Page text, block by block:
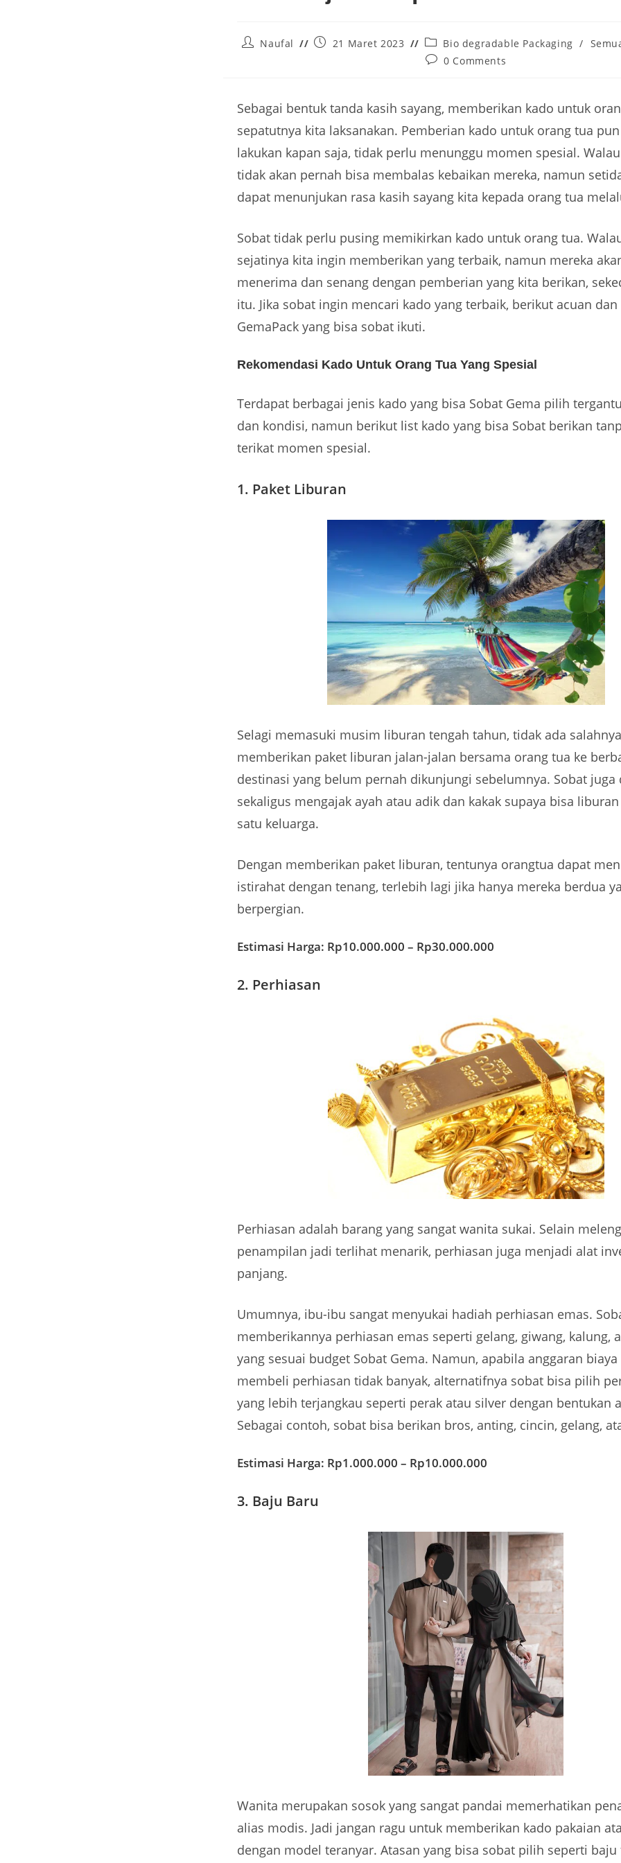
Naufal 21 Maret 2023 Bio degradable Packaging /
0 Comments
Sebagai bentuk tanda kasih sayang, memberikan kado untuk
sepatutnya kita laksanakan. Pemberian kado untuk orang tua
lakukan kapan saja, tidak perlu menunggu momen spesial.
tidak akan pernah bisa membalas kebaikan mereka, namun
dapat menunjukan rasa kasih sayang kita kepada orang tua
Sobat tidak perlu pusing memikirkan kado untuk orang tua.
sejatinya kita ingin memberikan yang terbaik, namun mereka
menerima dan senang dengan pemberian yang kita berikan,
itu. Jika sobat ingin mencari kado yang terbaik, berikut acuan dan
GemaPack yang bisa sobat ikuti.
Rekomendasi Kado Untuk Orang Tua Yang Spesial
Terdapat berbagai jenis kado yang bisa Sobat Gema pilih
dan kondisi, namun berikut list kado yang bisa Sobat berikan
terikat momen spesial.
1. Paket Liburan
Selagi memasuki musim liburan tengah tahun, tidak ada salahnya
memberikan paket liburan jalan-jalan bersama orang tua ke
destinasi yang belum pernah dikunjungi sebelumnya. Sobat juga
sekaligus mengajak ayah atau adik dan kakak supaya bisa
satu keluarga.
Dengan memberikan paket liburan, tentunya orangtua dapat
istirahat dengan tenang, terlebih lagi jika hanya mereka berdua
berpergian.
Estimasi Harga: Rp10.000.000 – Rp30.000.000
2. Perhiasan
Perhiasan adalah barang yang sangat wanita sukai. Selain
penampilan jadi terlihat menarik, perhiasan juga menjadi alat
panjang.
Umumnya, ibu-ibu sangat menyukai hadiah perhiasan emas.
memberikannya perhiasan emas seperti gelang, giwang, kalung,
yang sesuai budget Sobat Gema. Namun, apabila anggaran
membeli perhiasan tidak banyak, alternatifnya sobat bisa pilih
yang lebih terjangkau seperti perak atau silver dengan bentukan
Sebagai contoh, sobat bisa berikan bros, anting, cincin, gelang,
Estimasi Harga: Rp1.000.000 – Rp10.000.000
3. Baju Baru
Wanita merupakan sosok yang sangat pandai memerhatikan
alias modis. Jadi jangan ragu untuk memberikan kado pakaian
dengan model teranyar. Atasan yang bisa sobat pilih seperti baju